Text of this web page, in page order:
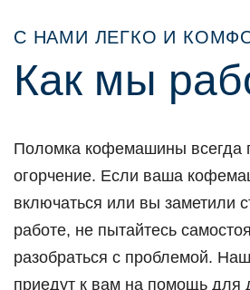
С НАМИ ЛЕГКО И
Как мы
Поломка кофемашины всегда
огорчение. Если ваша
включаться или вы заметили
работе, не пытайтесь
разобраться с проблемой.
приедут к вам на помощь для